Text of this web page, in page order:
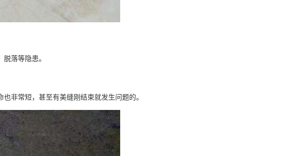
落等隐患。
非常短，甚至有美缝刚结束就发生问题的。